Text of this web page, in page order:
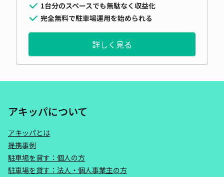
1台分のスペースでも無駄なく収益化
完全無料で駐車場運用を始められる
詳しく見る
アキッパについて
アキッパとは
提携事例
駐車場を貸す：個人の方
駐車場を貸す：法人・個人事業主の方